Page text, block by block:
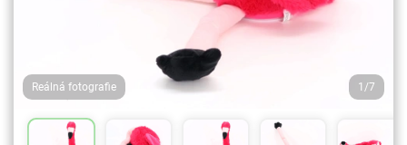
Reálná fotografie 1/7